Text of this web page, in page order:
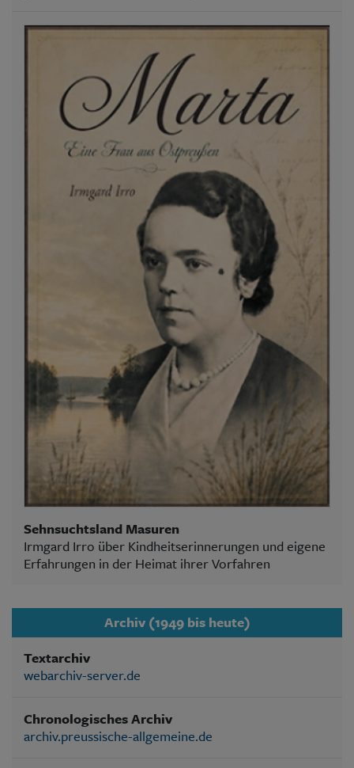
Sehnsuchtsland Masuren
Irmgard Irro über Kindheitserinnerungen und eigene
Erfahrungen in der Heimat ihrer Vorfahren
Archiv (1949 bis heute)
Textarchiv
webarchiv-server.de
Chronologisches Archiv
archiv.preussische-allgemeine.de